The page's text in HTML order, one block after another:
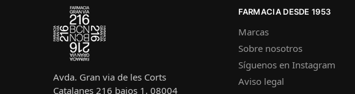
Avda. Gran via de les Corts
Catalanes 216 bajos 1, 08004
FARMACIA DESDE 1953
Marcas
Sobre nosotros
Síguenos en Instagram
Aviso legal